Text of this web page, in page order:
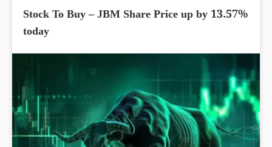
Stock To Buy – JBM Share Price up by 13.57%
today